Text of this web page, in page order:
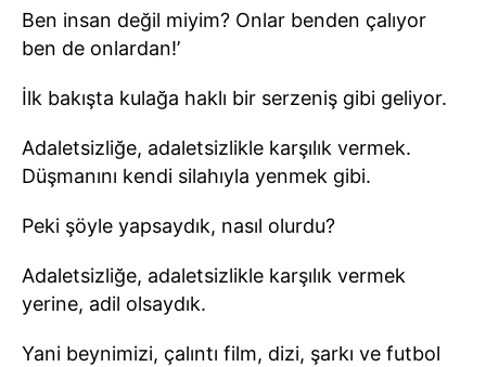
Ben insan değil miyim? Onlar benden çalıyor
ben de onlardan!’
İlk bakışta kulağa haklı bir serzeniş gibi geliyor.
Adaletsizliğe, adaletsizlikle karşılık vermek.
Düşmanını kendi silahıyla yenmek gibi.
Peki şöyle yapsaydık, nasıl olurdu?
Adaletsizliğe, adaletsizlikle karşılık vermek
yerine, adil olsaydık.
Yani beynimizi, çalıntı film, dizi, şarkı ve futbol